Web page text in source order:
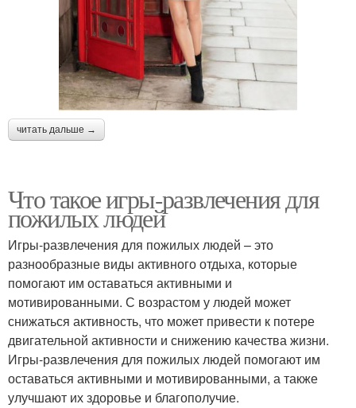
читать дальше →
Что такое игры-развлечения для
пожилых людей
Игры-развлечения для пожилых людей – это
разнообразные виды активного отдыха, которые
помогают им оставаться активными и
мотивированными. С возрастом у людей может
снижаться активность, что может привести к потере
двигательной активности и снижению качества жизни.
Игры-развлечения для пожилых людей помогают им
оставаться активными и мотивированными, а также
улучшают их здоровье и благополучие.